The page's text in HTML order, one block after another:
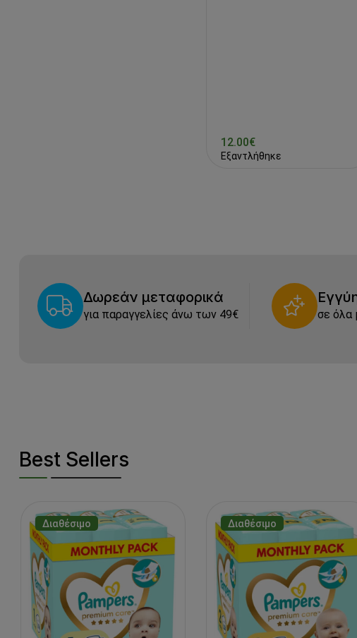
12.00€
Εξαντλήθηκε
Δωρεάν μεταφορικά
για παραγγελίες άνω των 49€ σε όλα
Best Sellers
Διαθέσιμο Διαθέσιμο